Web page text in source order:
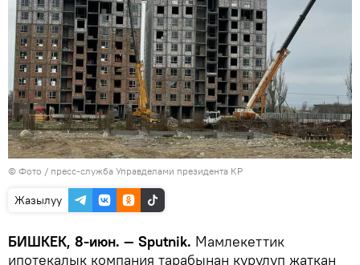
© Фото / пресс-служба Управделами президента КР
Жазылуу
БИШКЕК, 8-июн. — Sputnik. Мамлекеттик
ипотекалык компания тарабынан курулуп жаткан